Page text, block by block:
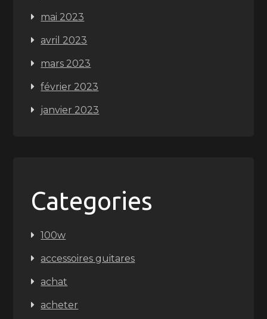
mai 2023
avril 2023
mars 2023
février 2023
janvier 2023
Categories
100w
accessoires guitares
achat
acheter